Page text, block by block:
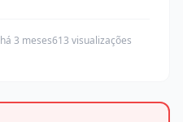
há 3 meses613 visualizações